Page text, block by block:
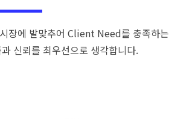
장에 발맞추어 Client Need를 충족하는
신뢰를 최우선으로 생각합니다.